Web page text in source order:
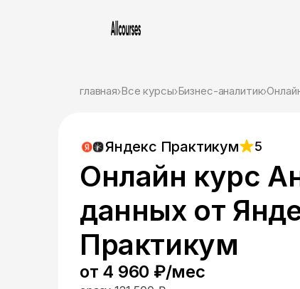
главная Все курсы Бизнес-аналитик
Яндекс Практикум 5
Онлайн курс
данных от
Практикум
от 4 960 ₽/мес